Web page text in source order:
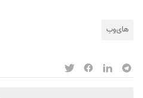
های‌وب